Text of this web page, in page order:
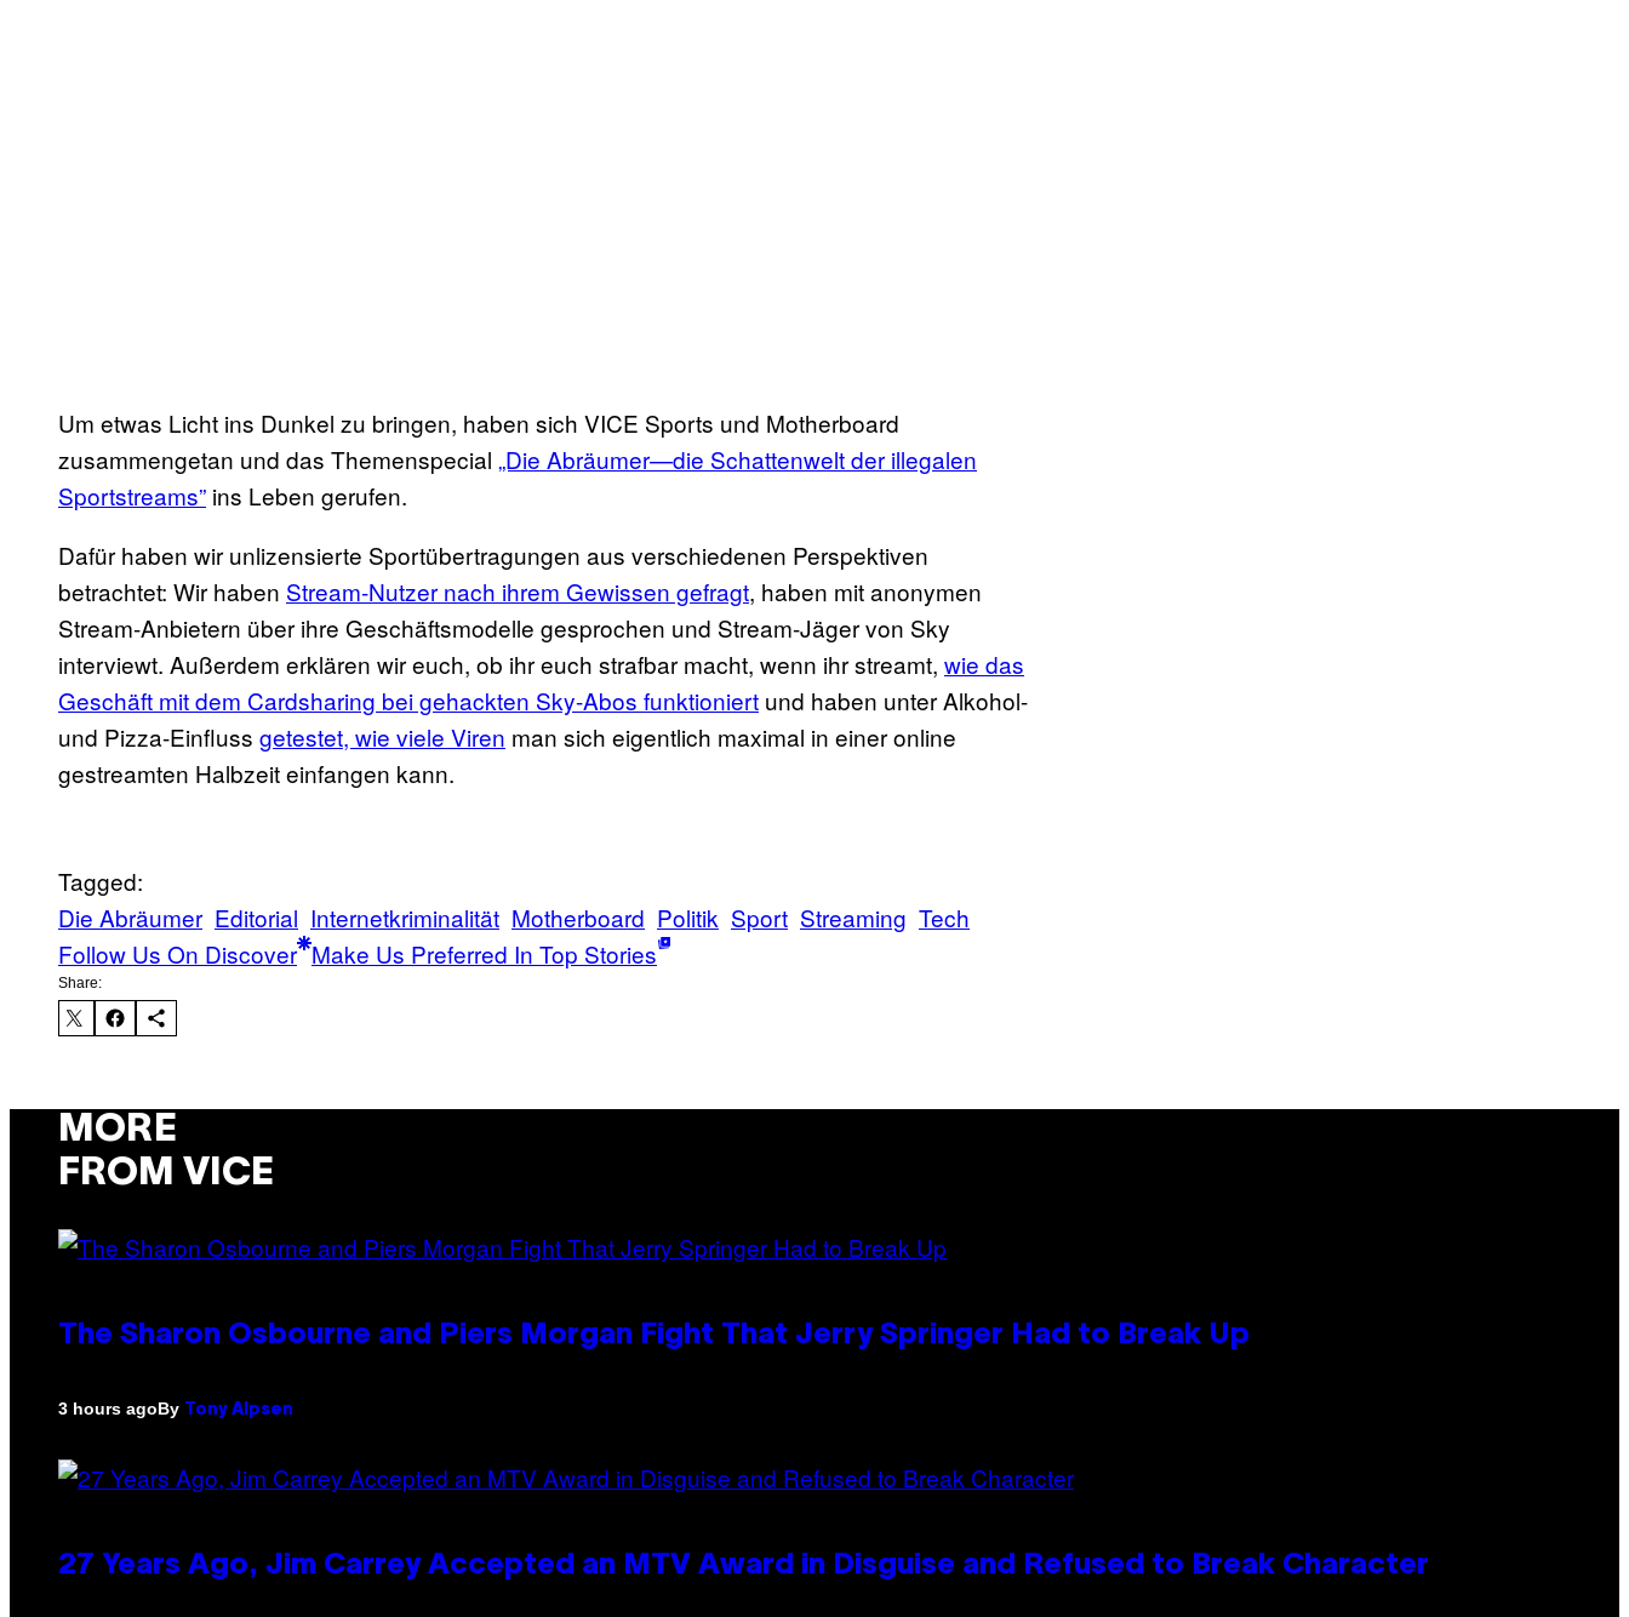
Um etwas Licht ins Dunkel zu bringen, haben sich VICE Sports und Motherboard
zusammengetan und das Themenspecial „Die Abräumer—die Schattenwelt der illegalen
Sportstreams” ins Leben gerufen.
Dafür haben wir unlizensierte Sportübertragungen aus verschiedenen Perspektiven
betrachtet: Wir haben Stream-Nutzer nach ihrem Gewissen gefragt, haben mit anonymen
Stream-Anbietern über ihre Geschäftsmodelle gesprochen und Stream-Jäger von Sky
interviewt. Außerdem erklären wir euch, ob ihr euch strafbar macht, wenn ihr streamt, wie das
Geschäft mit dem Cardsharing bei gehackten Sky-Abos funktioniert und haben unter Alkohol-
und Pizza-Einfluss getestet, wie viele Viren man sich eigentlich maximal in einer online
gestreamten Halbzeit einfangen kann.
Tagged:
Die Abräumer Editorial Internetkriminalität Motherboard Politik Sport Streaming Tech
Follow Us On Discover Make Us Preferred In Top Stories
Share:
MORE
FROM VICE
The Sharon Osbourne and Piers Morgan Fight That Jerry Springer Had to Break Up
3 hours agoBy Tony Alpsen
27 Years Ago, Jim Carrey Accepted an MTV Award in Disguise and Refused to Break Character